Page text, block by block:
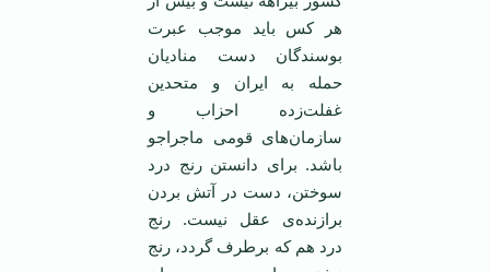
هر کس بايد موجب عبرت
بوسندگان دست مناديان
حمله به ايران و متحدين
غفلت‌زده احزاب و
سازمان‌های قومی ماجراجو
باشد. برای دانستن رنج درد
سوختن، دست در آتش بردن
برازنده‌ی عقل نيست. رنج
درد هم که برطرف گردد، رنج